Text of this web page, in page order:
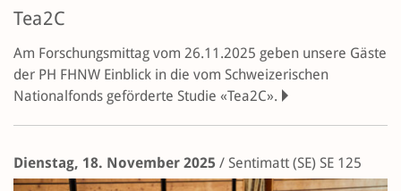
Tea2C
Am Forschungsmittag vom 26.11.2025 geben unsere Gäste
der PH FHNW Einblick in die vom Schweizerischen
Nationalfonds geförderte Studie «Tea2C».
Dienstag, 18. November 2025 / Sentimatt (SE) SE 125